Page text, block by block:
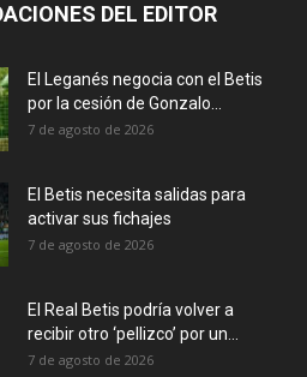
DEL EDITOR
El Leganés negocia con el Betis
por la cesión de Gonzalo...
7 de agosto de 2026
El Betis necesita salidas para
activar sus fichajes
7 de agosto de 2026
El Real Betis podría volver a
recibir otro ‘pellizco’ por un...
7 de agosto de 2026